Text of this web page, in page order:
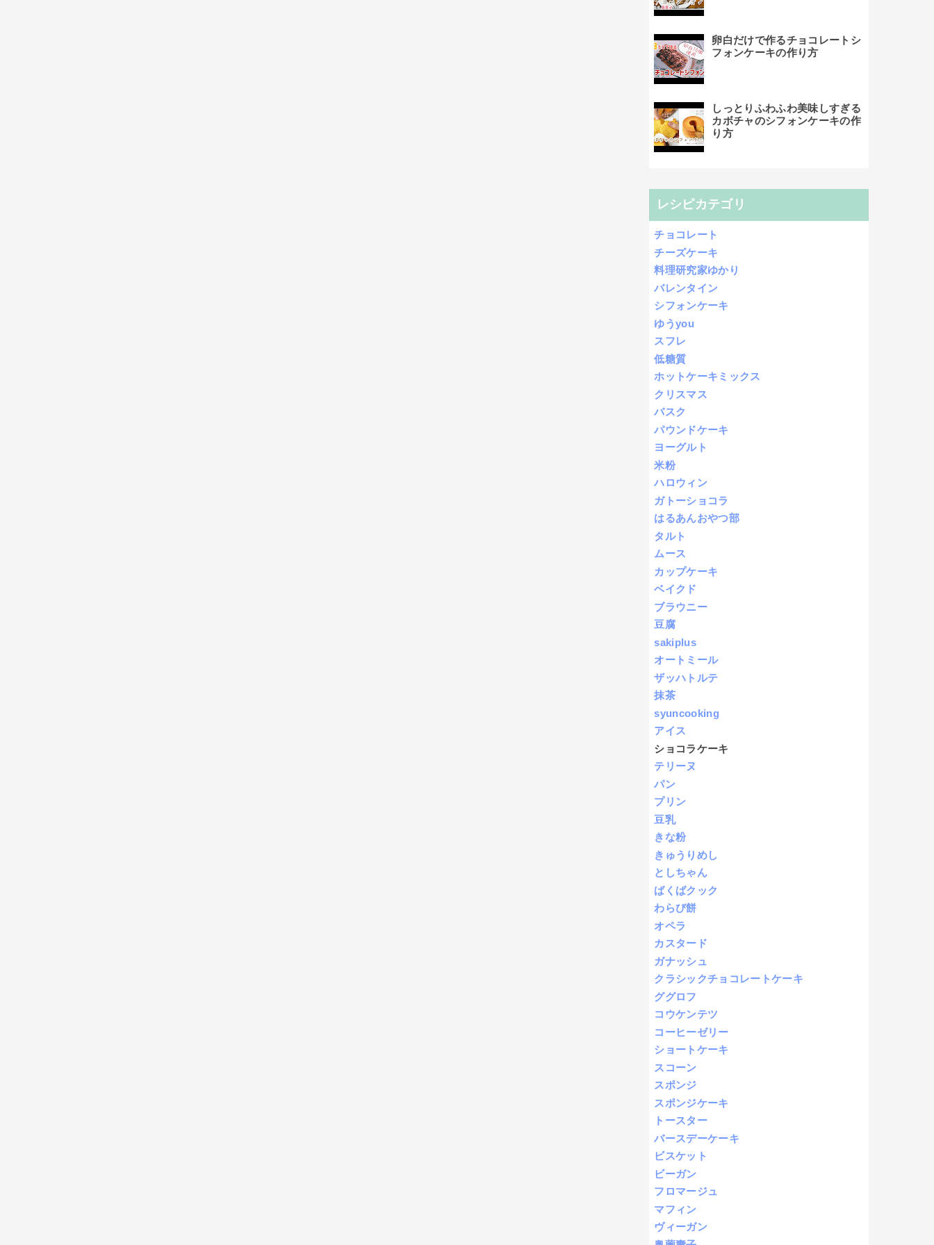
卵白だけで作るチョコレートシ
フォンケーキの作り方
しっとりふわふわ美味しすぎる
カボチャのシフォンケーキの作
り方
レシピカテゴリ
チョコレート
チーズケーキ
料理研究家ゆかり
バレンタイン
シフォンケーキ
ゆうyou
スフレ
低糖質
ホットケーキミックス
クリスマス
バスク
パウンドケーキ
ヨーグルト
米粉
ハロウィン
ガトーショコラ
はるあんおやつ部
タルト
ムース
カップケーキ
ベイクド
ブラウニー
豆腐
sakiplus
オートミール
ザッハトルテ
抹茶
syuncooking
アイス
ショコラケーキ
テリーヌ
パン
プリン
豆乳
きな粉
きゅうりめし
としちゃん
ばくばクック
わらび餅
オペラ
カスタード
ガナッシュ
クラシックチョコレートケーキ
ググロフ
コウケンテツ
コーヒーゼリー
ショートケーキ
スコーン
スポンジ
スポンジケーキ
トースター
バースデーケーキ
ビスケット
ビーガン
フロマージュ
マフィン
ヴィーガン